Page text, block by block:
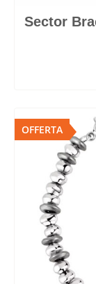
Sector
OFFERTA